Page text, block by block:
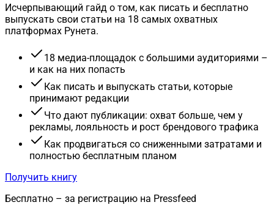
Исчерпывающий гайд о том, как писать и бесплатно
выпускать свои статьи на 18 самых охватных
платформах Рунета.
18 медиа-площадок с большими аудиториями –
и как на них попасть
Как писать и выпускать статьи, которые
принимают редакции
Что дают публикации: охват больше, чем у
рекламы, лояльность и рост брендового трафика
Как продвигаться со сниженными затратами и
полностью бесплатным планом
Получить книгу
Бесплатно – за регистрацию на Pressfeed